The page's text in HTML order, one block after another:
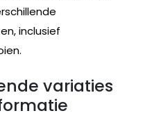
inclusief
variaties